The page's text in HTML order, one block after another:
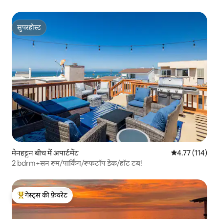
सुपरहोस्ट
सुपरहोस्ट
मेनहट्टन बीच में अपार्टमेंट औसत रेटिंग 5 में से
4.77 (114)
2 bdrm+सन रूम/पार्किंग/रूफटॉप डेक/हॉट टब!
गेस्ट्स का टॉप फ़ेवरेट
गेस्ट्स की फ़ेवरेट